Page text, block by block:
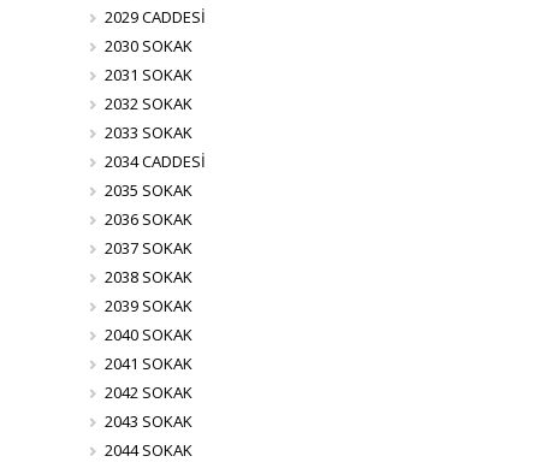
2029 CADDESİ
2030 SOKAK
2031 SOKAK
2032 SOKAK
2033 SOKAK
2034 CADDESİ
2035 SOKAK
2036 SOKAK
2037 SOKAK
2038 SOKAK
2039 SOKAK
2040 SOKAK
2041 SOKAK
2042 SOKAK
2043 SOKAK
2044 SOKAK